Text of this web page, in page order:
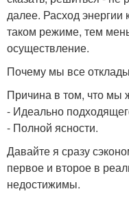
далее. Расход
таком режиме, тем
осуществление.
Почему мы все
Причина в том, что мы
- Идеально
- Полной ясности.
Давайте я сразу
первое и второе в
недостижимы.